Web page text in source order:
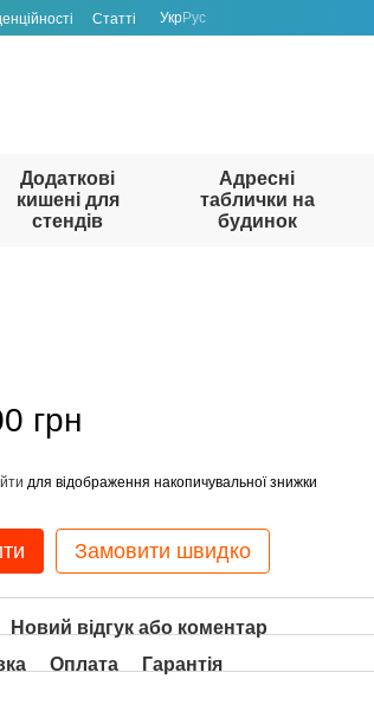
Статті УкрРус
Додаткові
кишені для
стендів
Адресні
таблички на
будинок
грн
для відображення накопичувальної знижки
Замовити швидко
Новий відгук або коментар
Оплата Гарантія